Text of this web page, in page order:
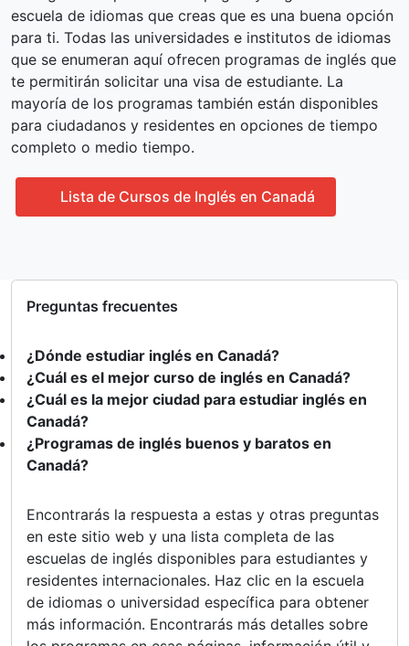
escuela de idiomas que creas que es una buena opción
para ti. Todas las universidades e institutos de idiomas
que se enumeran aquí ofrecen programas de inglés que
te permitirán solicitar una visa de estudiante. La
mayoría de los programas también están disponibles
para ciudadanos y residentes en opciones de tiempo
completo o medio tiempo.
Lista de Cursos de Inglés en Canadá
Preguntas frecuentes
¿Dónde estudiar inglés en Canadá?
¿Cuál es el mejor curso de inglés en Canadá?
¿Cuál es la mejor ciudad para estudiar inglés en
Canadá?
¿Programas de inglés buenos y baratos en
Canadá?
Encontrarás la respuesta a estas y otras preguntas
en este sitio web y una lista completa de las
escuelas de inglés disponibles para estudiantes y
residentes internacionales. Haz clic en la escuela
de idiomas o universidad específica para obtener
más información. Encontrarás más detalles sobre